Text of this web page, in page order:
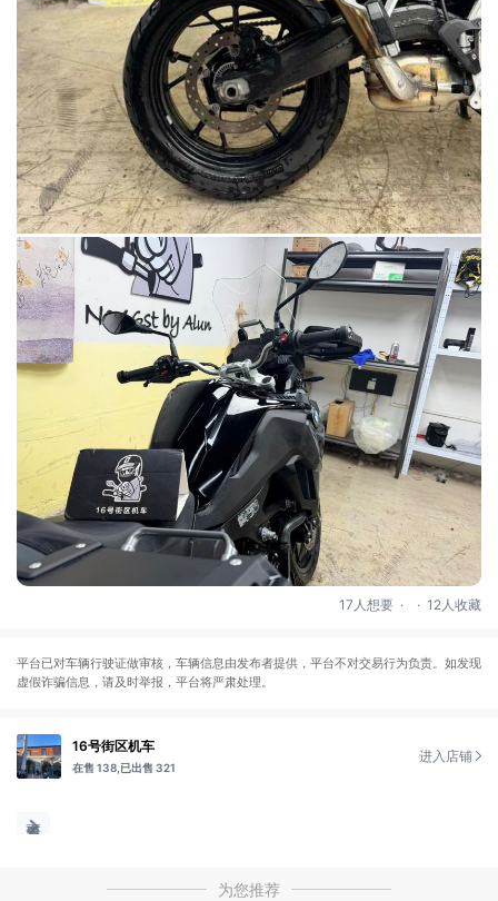
17人想要 . . 12人收藏
平台已对车辆行驶证做审核，车辆信息由发布者提供，平台不对交易行为负责。如发现
虚假诈骗信息，请及时举报，平台将严肃处理。
16号街区机车
在售 138, 已出售 321
进入店铺
为您推荐